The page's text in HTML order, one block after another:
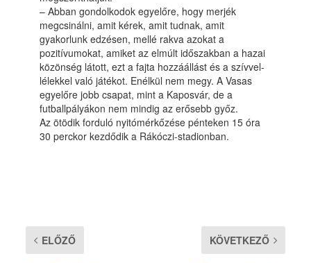
– Abban gondolkodok egyelőre, hogy merjék
megcsinálni, amit kérek, amit tudnak, amit
gyakorlunk edzésen, mellé rakva azokat a
pozitívumokat, amiket az elmúlt időszakban a hazai
közönség látott, ezt a fajta hozzáállást és a szívvel-
lélekkel való játékot. Enélkül nem megy. A Vasas
egyelőre jobb csapat, mint a Kaposvár, de a
futballpályákon nem mindig az erősebb győz.
Az ötödik forduló nyitómérkőzése pénteken 15 óra
30 perckor kezdődik a Rákóczi-stadionban.
ELŐZŐ KÖVETKEZŐ